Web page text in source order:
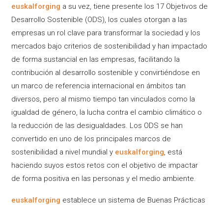
euskalforging a su vez, tiene presente los 17 Objetivos de
Desarrollo Sostenible (ODS), los cuales otorgan a las
empresas un rol clave para transformar la sociedad y los
mercados bajo criterios de sostenibilidad y han impactado
de forma sustancial en las empresas, facilitando la
contribución al desarrollo sostenible y convirtiéndose en
un marco de referencia internacional en ámbitos tan
diversos, pero al mismo tiempo tan vinculados como la
igualdad de género, la lucha contra el cambio climático o
la reducción de las desigualdades. Los ODS se han
convertido en uno de los principales marcos de
sostenibilidad a nivel mundial y euskalforging, está
haciendo suyos estos retos con el objetivo de impactar
de forma positiva en las personas y el medio ambiente.
euskalforging establece un sistema de Buenas Prácticas